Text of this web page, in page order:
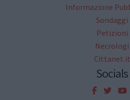
Informazione
Sondaggi
Petizioni
Necrologi
Cittanet.it
Socials